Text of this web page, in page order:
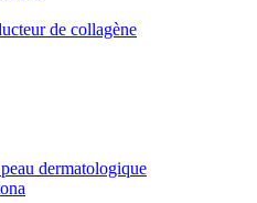
de collagène
dermatologique